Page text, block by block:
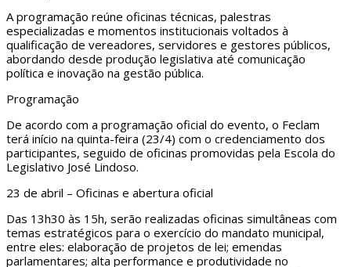
A programação reúne oficinas técnicas, palestras
especializadas e momentos institucionais voltados à
qualificação de vereadores, servidores e gestores públicos,
abordando desde produção legislativa até comunicação
política e inovação na gestão pública.
Programação
De acordo com a programação oficial do evento, o Feclam
terá início na quinta-feira (23/4) com o credenciamento dos
participantes, seguido de oficinas promovidas pela Escola do
Legislativo José Lindoso.
23 de abril – Oficinas e abertura oficial
Das 13h30 às 15h, serão realizadas oficinas simultâneas com
temas estratégicos para o exercício do mandato municipal,
entre eles: elaboração de projetos de lei; emendas
parlamentares; alta performance e produtividade no